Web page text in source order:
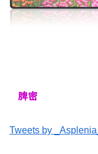
Tweets by _Asplenia_